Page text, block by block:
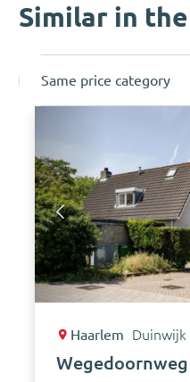
Similar in
Same price category
Haarlem Duinwijk
Wegedoornweg